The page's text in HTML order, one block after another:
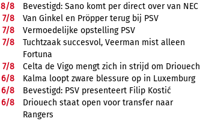
8/8
Bevestigd: Sano komt per direct over van NEC
7/8
Van Ginkel en Pröpper terug bij PSV
7/8
Vermoedelijke opstelling PSV
7/8
Tuchtzaak succesvol, Veerman mist alleen
Fortuna
7/8
Celta de Vigo mengt zich in strijd om Driouech
6/8
Kalma loopt zware blessure op in Luxemburg
6/8
Bevestigd: PSV presenteert Filip Kostić
6/8
Driouech staat open voor transfer naar
Rangers